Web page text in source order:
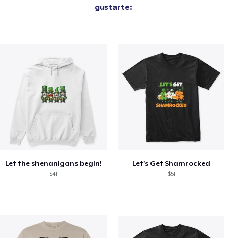
gustarte:
Let the shenanigans begin!
$41
Let's Get Shamrocked
$51